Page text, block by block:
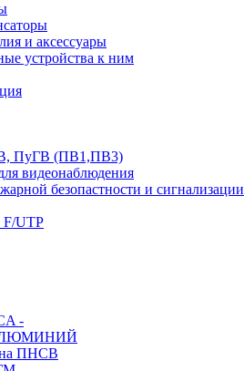
и аксессуары
устройства к ним
ПуГВ (ПВ1,ПВ3)
видеонаблюдения
безопастности и сигнализации
F/UTP
-
ПНСВ